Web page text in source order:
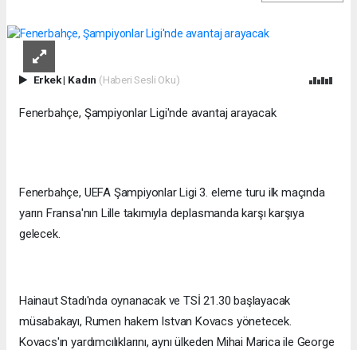
Erkek| Kadın (Haberi Sesli Oku)
Fenerbahçe, Şampiyonlar Ligi'nde avantaj arayacak
Fenerbahçe, UEFA Şampiyonlar Ligi 3. eleme turu ilk maçında
yarın Fransa'nın Lille takımıyla deplasmanda karşı karşıya
gelecek.
Hainaut Stadı'nda oynanacak ve TSİ 21.30 başlayacak
müsabakayı, Rumen hakem Istvan Kovacs yönetecek.
Kovacs'ın yardımcılıklarını, aynı ülkeden Mihai Marica ile George